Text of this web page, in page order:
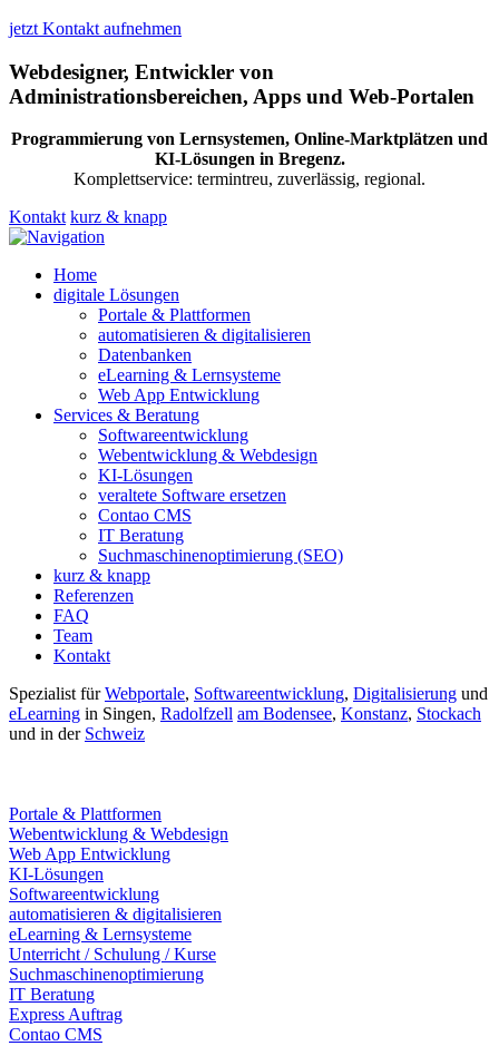
jetzt Kontakt aufnehmen
Webdesigner, Entwickler von
Administrationsbereichen, Apps und Web-Portalen
Programmierung von Lernsystemen, Online-Marktplätzen und
KI-Lösungen in Bregenz.
Komplettservice: termintreu, zuverlässig, regional.
Kontakt kurz & knapp
Home
digitale Lösungen
Portale & Plattformen
automatisieren & digitalisieren
Datenbanken
eLearning & Lernsysteme
Web App Entwicklung
Services & Beratung
Softwareentwicklung
Webentwicklung & Webdesign
KI-Lösungen
veraltete Software ersetzen
Contao CMS
IT Beratung
Suchmaschinenoptimierung (SEO)
kurz & knapp
Referenzen
FAQ
Team
Kontakt
Spezialist fürWebportale, Softwareentwicklung, Digitalisierung und
eLearning in Singen, Radolfzell am Bodensee, Konstanz, Stockach
und in der Schweiz
Portale & Plattformen
Webentwicklung & Webdesign
Web App Entwicklung
KI-Lösungen
Softwareentwicklung
automatisieren & digitalisieren
eLearning & Lernsysteme
Unterricht / Schulung / Kurse
Suchmaschinenoptimierung
IT Beratung
Express Auftrag
Contao CMS